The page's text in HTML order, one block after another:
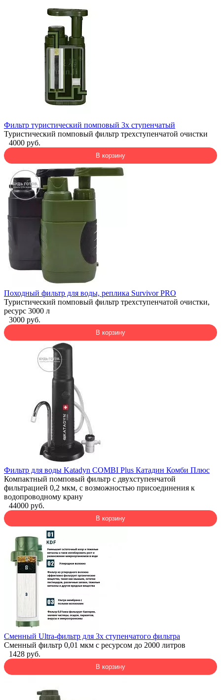
Фильтр туристический помповый 3х ступенчатый
Туристический помповый фильтр трехступенчатой очистки
4000 руб.
В корзину
Походный фильтр для воды, реплика Survivor PRO
Туристический помповый фильтр трехступенчатой очистки,
ресурс 3000 л
3000 руб.
В корзину
Фильтр для воды Katadyn COMBI Plus Катадин Комби Плюс
Компактный помповый фильтр с двухступенчатой
фильтрацией 0,2 мкм, с возможностью присоединения к
водопроводному крану
44000 руб.
В корзину
Сменный Ultra-фильтр для 3х ступенчатого фильтра
Сменный фильтр 0,01 мкм с ресурсом до 2000 литров
1428 руб.
В корзину